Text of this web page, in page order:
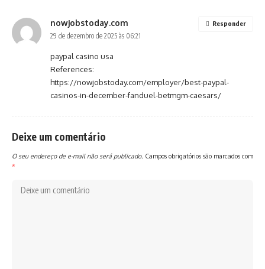
nowjobstoday.com
29 de dezembro de 2025 às 06:21
paypal casino usa
References:
https://nowjobstoday.com/employer/best-paypal-
casinos-in-december-fanduel-betmgm-caesars/
Responder
Deixe um comentário
O seu endereço de e-mail não será publicado. Campos obrigatórios são marcados com
*